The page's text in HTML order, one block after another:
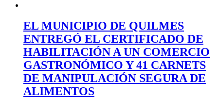
EL MUNICIPIO DE QUILMES
ENTREGÓ EL CERTIFICADO DE
HABILITACIÓN A UN COMERCIO
GASTRONÓMICO Y 41 CARNETS
DE MANIPULACIÓN SEGURA DE
ALIMENTOS